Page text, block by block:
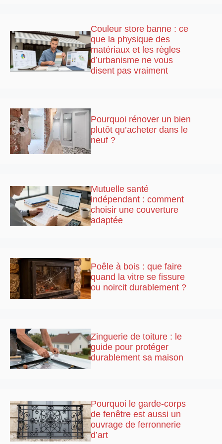
Couleur store banne : ce
que la physique des
matériaux et les règles
d’urbanisme ne vous
disent pas vraiment
Pourquoi rénover un bien
plutôt qu’acheter dans le
neuf ?
Mutuelle santé
indépendant : comment
choisir une couverture
adaptée
Poêle à bois : que faire
quand la vitre se fissure
ou noircit durablement ?
Zinguerie de toiture : le
guide pour protéger
durablement sa maison
Pourquoi le garde-corps
de fenêtre est aussi un
ouvrage de ferronnerie
d’art